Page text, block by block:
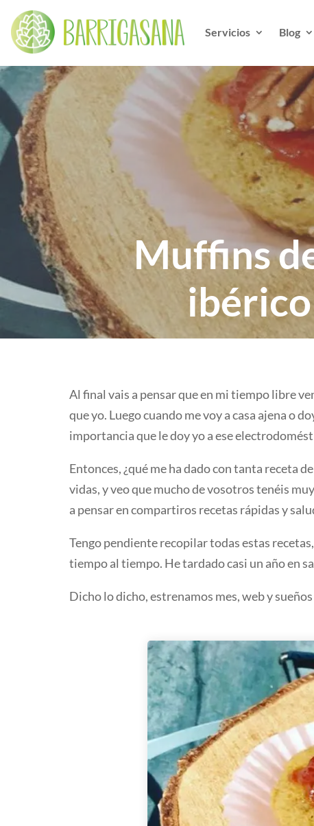
Servicios Blog
Muffins
Al final vais a pensar que en mi tiempo libre
que yo. Luego cuando me voy a casa ajena o
importancia que le doy yo a ese
Entonces, ¿qué me ha dado con tanta receta
vidas, y veo que mucho de vosotros tenéis
a pensar en compartiros recetas rápidas y
Tengo pendiente recopilar todas estas
tiempo al tiempo. He tardado casi un año en
Dicho lo dicho, estrenamos mes, web y